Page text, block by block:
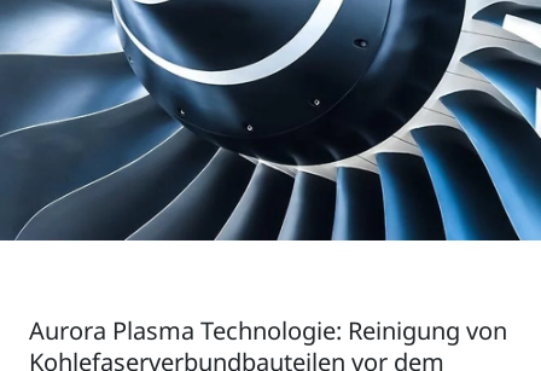
Aurora Plasma Technologie: Reinigung von
Kohlefaserverbundbauteilen vor dem